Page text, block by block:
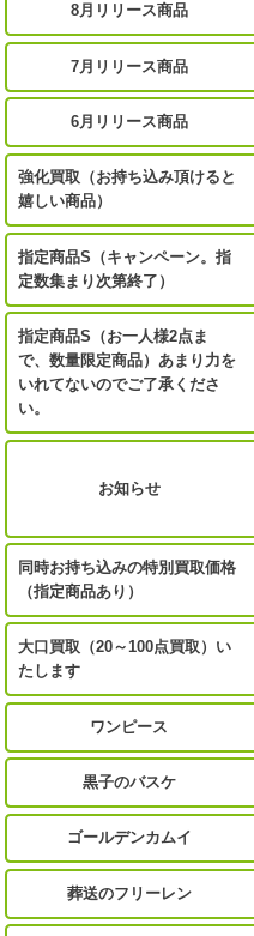
8月リリース商品
7月リリース商品
6月リリース商品
強化買取（お持ち込み頂けると
嬉しい商品）
指定商品S（キャンペーン。指
定数集まり次第終了）
指定商品S（お一人様2点ま
で、数量限定商品）あまり力を
いれてないのでご了承くださ
い。
お知らせ
同時お持ち込みの特別買取価格
（指定商品あり）
大口買取（20～100点買取）い
たします
ワンピース
黒子のバスケ
ゴールデンカムイ
葬送のフリーレン